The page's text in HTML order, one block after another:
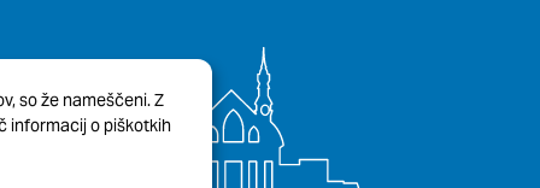
so že nameščeni. Z
informacij o piškotkih